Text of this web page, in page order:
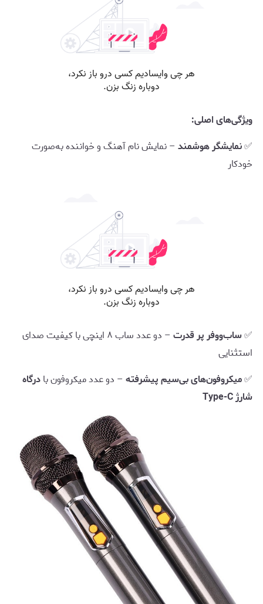
ویژگی‌های اصلی:
✅نمایشگر هوشمند– نمایش نام آهنگ و خواننده به‌صورت
خودکار
✅ساب‌ووفر پر قدرت
– دو عدد ساب ۸ اینچی با کیفیت صدای
استثنایی
✅میکروفون‌های بی‌سیم پیشرفته– دو عدد میکروفون بادرگاه
شارژ Type-C